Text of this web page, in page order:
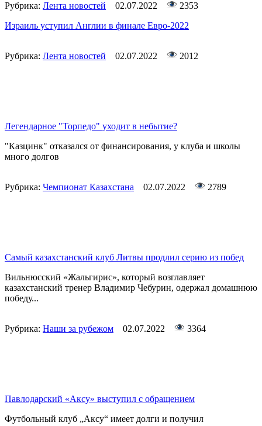
Рубрика: Лента новостей 02.07.2022
2353
Израиль уступил Англии в финале Евро-2022
Рубрика: Лента новостей 02.07.2022 2012
Легендарное "Торпедо" уходит в небытие?
"Казцинк" отказался от финансирования, у клуба и школы
много долгов
Рубрика: Чемпионат Казахстана 02.07.2022 2789
Самый казахстанский клуб Литвы продлил серию из побед
Вильнюсский «Жальгирис», который возглавляет
казахстанский тренер Владимир Чебурин, одержал домашнюю
победу...
Рубрика: Наши за рубежом 02.07.2022 3364
Павлодарский «Аксу» выступил с обращением
Футбольный клуб „Аксу“ имеет долги и получил